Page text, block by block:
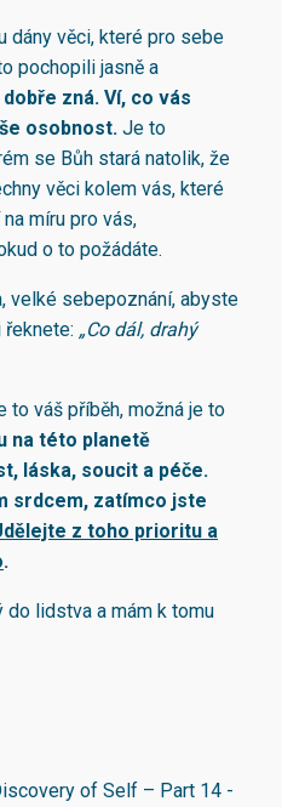
dány věci, které pro sebe
pochopili jasně a
zná. Ví, co vás
osobnost. Je to
se Bůh stará natolik, že
věci kolem vás, které
míru pro vás,
o to požádáte.
velké sebepoznání, abyste
„Co dál, drahý
to váš příběh, možná je to
na této planetě
láska, soucit a péče.
srdcem, zatímco jste
z toho prioritu a
.
do lidstva a mám k tomu
of Self – Part 14 -